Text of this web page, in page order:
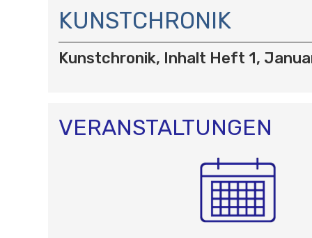
A
V
I
G
O
N
KUNSTCHRONIK
Kunstchronik, Inhalt Heft 1,
VERANSTALTUNGEN